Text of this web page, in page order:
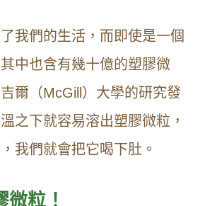
我們的生活，而即使是一個
中也含有幾十億的塑膠微
爾（McGill）大學的研究發
之下就容易溶出塑膠微粒，
我們就會把它喝下肚。
粒！